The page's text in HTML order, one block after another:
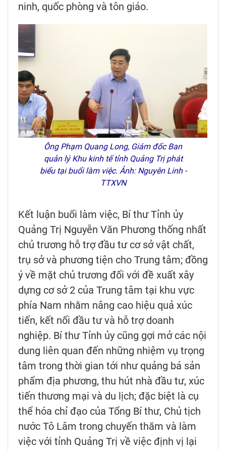
ninh, quốc phòng và tôn giáo.
Ông Phạm Quang Long, Giám đốc Ban
quản lý Khu kinh tế tỉnh Quảng Trị phát
biểu tại buổi làm việc. Ảnh: Nguyên Linh -
TTXVN
Kết luận buổi làm việc, Bí thư Tỉnh ủy
Quảng Trị Nguyễn Văn Phương thống nhất
chủ trương hỗ trợ đầu tư cơ sở vật chất,
trụ sở và phương tiện cho Trung tâm; đồng
ý về mặt chủ trương đối với đề xuất xây
dựng cơ sở 2 của Trung tâm tại khu vực
phía Nam nhằm nâng cao hiệu quả xúc
tiến, kết nối đầu tư và hỗ trợ doanh
nghiệp. Bí thư Tỉnh ủy cũng gợi mở các nội
dung liên quan đến những nhiệm vụ trọng
tâm trong thời gian tới như quảng bá sản
phẩm địa phương, thu hút nhà đầu tư, xúc
tiến thương mại và du lịch; đặc biệt là cụ
thể hóa chỉ đạo của Tổng Bí thư, Chủ tịch
nước Tô Lâm trong chuyến thăm và làm
việc với tỉnh Quảng Trị về việc định vị lại